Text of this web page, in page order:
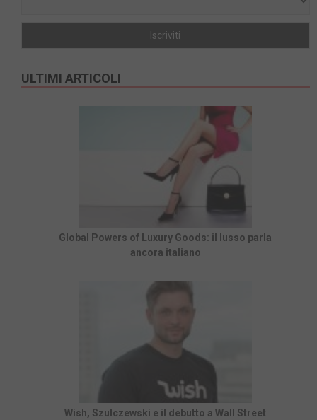
ULTIMI ARTICOLI
Global Powers of Luxury Goods: il lusso parla
ancora italiano
Wish, Szulczewski e il debutto a Wall Street